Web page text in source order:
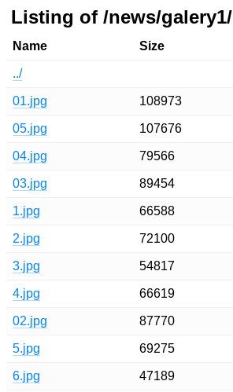
Listing of /news/galery1/
Name Size
../
01.jpg 108973
05.jpg 107676
04.jpg 79566
03.jpg 89454
1.jpg 66588
2.jpg 72100
3.jpg 54817
4.jpg 66619
02.jpg 87770
5.jpg 69275
6.jpg 47189